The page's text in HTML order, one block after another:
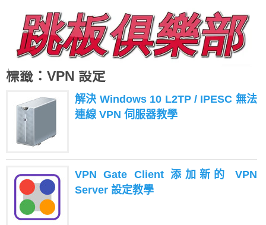
標籤：VPN 設定
解決 Windows 10 L2TP / IPESC 無法
連線 VPN 伺服器教學
VPN Gate Client 添加新的 VPN
Server 設定教學